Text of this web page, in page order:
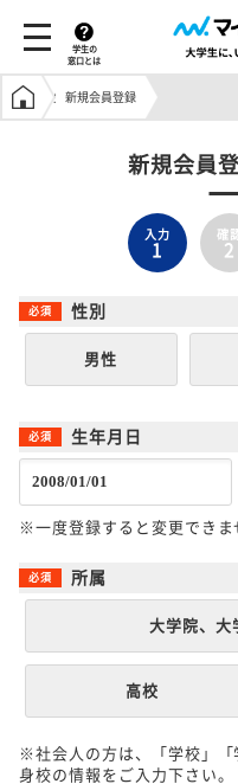
学生の
窓口とは
学生の窓口トップ
新規会員登録
新規会員
入力
1
確
2
性別
男性
生年月日
※一度登録すると変更できま
所属
大学院、大
高校
※社会人の方は、「学校」「
身校の情報をご入力下さい。